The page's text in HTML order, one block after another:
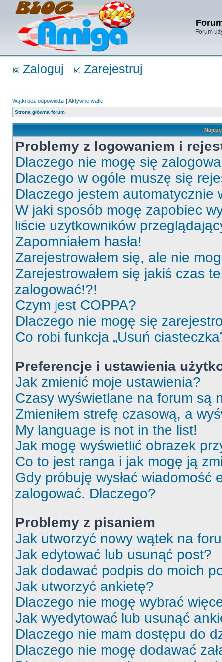
Forum
Zaloguj Zarejestruj
Wątki bez odpowiedzi | Aktywne wątki
Strona główna forum
Problemy z logowaniem i
Dlaczego nie mogę się
Dlaczego w ogóle muszę się
Dlaczego jestem automatycznie
W jaki sposób mogę zapobiec
liście użytkowników
Zapomniałem hasła!
Zarejestrowałem się, ale nie
Zarejestrowałem się jakiś czas
zalogować!?!
Czym jest COPPA?
Dlaczego nie mogę się
Co robi funkcja „Usuń
Preferencje i ustawienia
Jak zmienić moje ustawienia?
Czasy wyświetlane na forum są
Zmieniłem strefę czasową, a
My language is not in the list!
Jak mogę wyświetlić obrazek
Co to jest ranga i jak mogę ją
Gdy próbuję wysłać wiadomość
zalogować. Dlaczego?
Problemy z pisaniem
Jak utworzyć nowy wątek na
Jak edytować lub usunąć post?
Jak dodawać podpis do moich
Jak utworzyć ankietę?
Dlaczego nie mogę wybrać
Jak wyedytować lub usunąć
Dlaczego nie mam dostępu do
Dlaczego nie mogę dodawać